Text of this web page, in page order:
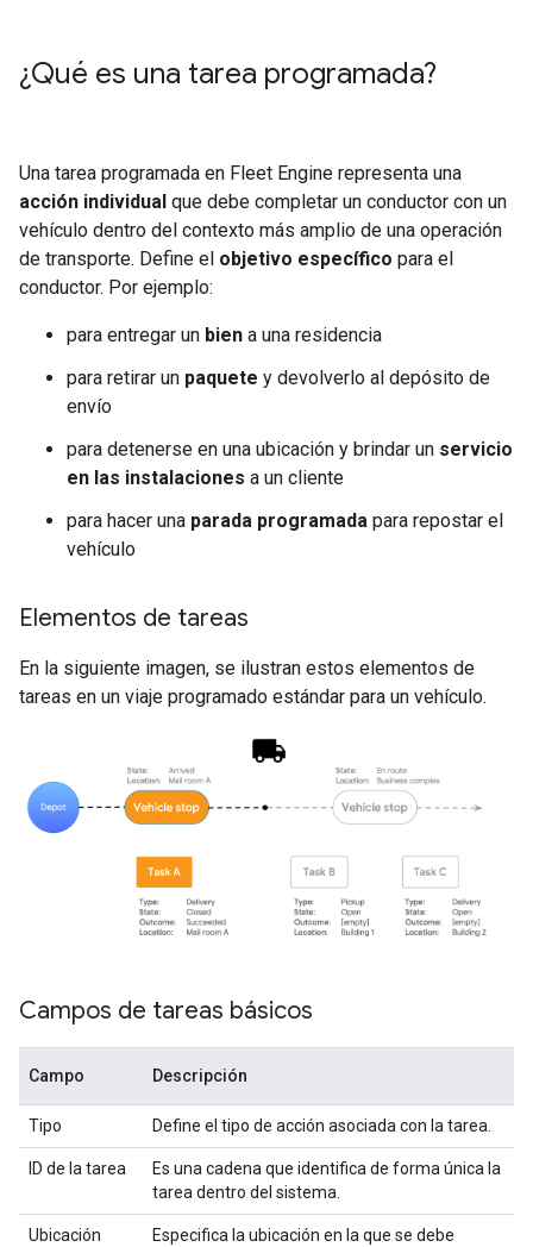
¿Qué es una tarea programada?
Una tarea programada en Fleet Engine representa una
acción individual que debe completar un conductor con un
vehículo dentro del contexto más amplio de una operación
de transporte. Define el objetivo específico para el
conductor. Por ejemplo:
para entregar un bien a una residencia
para retirar un paquete y devolverlo al depósito de
envío
para detenerse en una ubicación y brindar un servicio
en las instalaciones a un cliente
para hacer una parada programada para repostar el
vehículo
Elementos de tareas
En la siguiente imagen, se ilustran estos elementos de
tareas en un viaje programado estándar para un vehículo.
Campos de tareas básicos
Campo Descripción
Tipo Define el tipo de acción asociada con la tarea.
ID de la tarea
Es una cadena que identifica de forma única la
tarea dentro del sistema.
Ubicación
Especifica la ubicación en la que se debe